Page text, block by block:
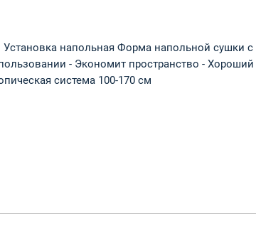
напольная Форма напольной сушки
- Экономит пространство -
система 100-170 см